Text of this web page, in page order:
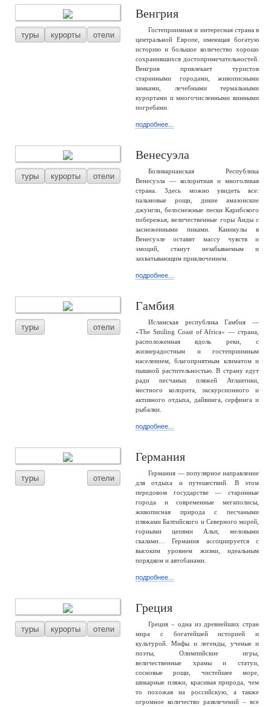
туры курорты отели
Венгрия
Гостеприимная и интересная страна в
центральной Европе, имеющая богатую
историю и большое количество хорошо
сохранившихся достопримечательностей.
Венгрия привлекает туристов
старинными городами, живописными
замками, лечебными термальными
курортами и многочисленными винными
погребами.
подробнее...
туры курорты отели
Венесуэла
Боливарианская Республика
Венесуэла — колоритная и многоликая
страна. Здесь можно увидеть все:
пальмовые рощи, дикие амазонские
джунгли, белоснежные пески Карибского
побережья, величественные горы Анды с
заснеженными пиками. Каникулы в
Венесуэле оставят массу чувств и
эмоций, станут незабываемым и
захватывающим приключением.
подробнее...
туры отели
Гамбия
Исламская республика Гамбия —
«The Smiling Coast of Africa» — страна,
расположенная вдоль реки, с
жизнерадостным и гостеприимным
населением, благоприятным климатом и
пышной растительностью. В страну едут
ради песчаных пляжей Атлантики,
местного колорита, экскурсионного и
активного отдыха, дайвинга, серфинга и
рыбалки.
подробнее...
туры отели
Германия
Германия — популярное направление
для отдыха и путешествий. В этом
передовом государстве — старинные
города и современные мегаполисы,
живописная природа с песчаными
пляжами Балтийского и Северного морей,
горными цепями Альп, меловыми
скалами… Германия ассоциируется с
высоким уровнем жизни, идеальным
порядком и автобанами.
подробнее...
туры курорты отели
Греция
Греция – одна из древнейших стран
мира с богатейшей историей и
культурой. Мифы и легенды, ученые и
поэты, Олимпийские игры,
величественные храмы и статуи,
сосновые рощи, чистейшее море,
шикарные пляжи, красивая природа, чем
то похожая на российскую, а также
огромное количество развлечений – все